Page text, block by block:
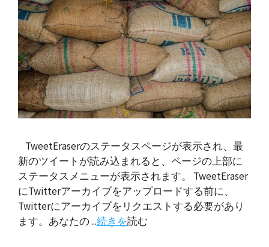
TweetEraserのステータスページが表示され、最
新のツイートが読み込まれると、ページの上部に
ステータスメニューが表示されます。 TweetEraser
にTwitterアーカイブをアップロードする前に、
Twitterにアーカイブをリクエストする必要があり
ます。あなたの ...続きを読む